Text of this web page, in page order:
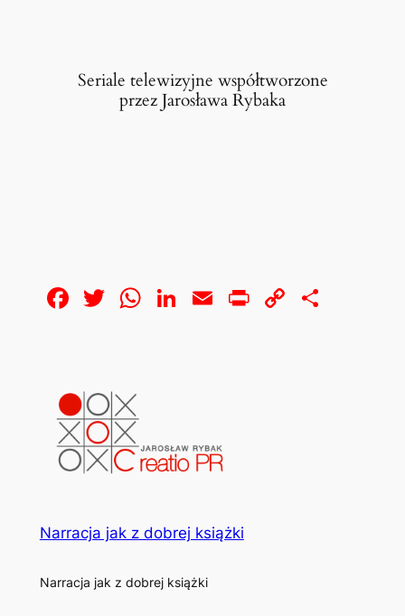
Seriale telewizyjne współtworzone
przez Jarosława Rybaka
Facebook
Twitter
WhatsApp
LinkedIn
EmailPrintCopy
Narracja jak z dobrej książki
Narracja jak z dobrej książki